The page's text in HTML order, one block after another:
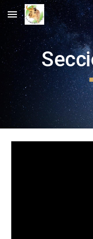
Skip to main content